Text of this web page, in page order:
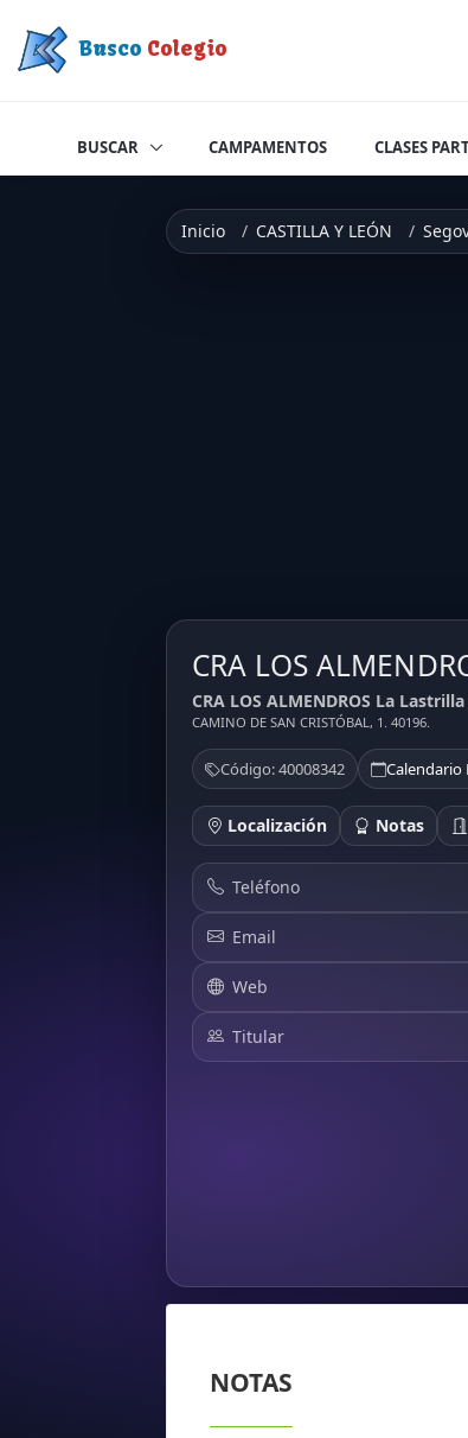
Busco Colegio
BUSCAR CAMPAMENTOS CLASES
Inicio CASTILLA Y LEÓN
CRA LOS
CRA LOS ALMENDROS La
CAMINO DE SAN CRISTÓBAL, 1. 40196.
Código: 40008342 Calendario
Localización Notas
Teléfono
Email
Web
Titular
NOTAS